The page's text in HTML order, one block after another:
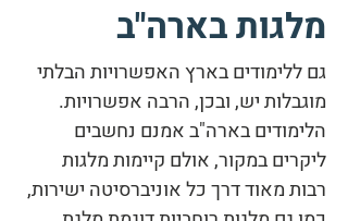
מלגות בארה"ב
גם ללימודים בארץ האפשרויות הבלתי
מוגבלות יש, ובכן, הרבה אפשרויות.
הלימודים בארה"ב אמנם נחשבים
ליקרים במקור, אולם קיימות מלגות
רבות מאוד דרך כל אוניברסיטה ישירות,